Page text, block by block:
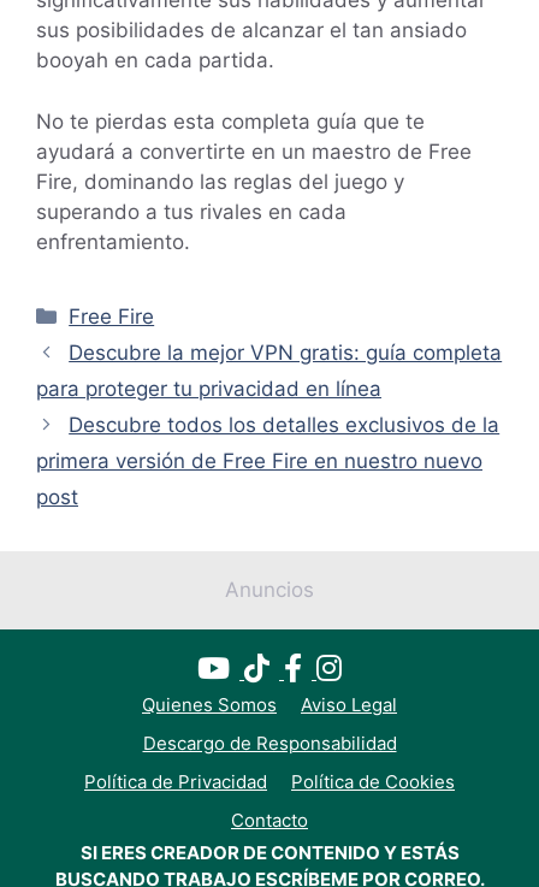
sus posibilidades de alcanzar el tan ansiado
booyah en cada partida.
No te pierdas esta completa guía que te
ayudará a convertirte en un maestro de Free
Fire, dominando las reglas del juego y
superando a tus rivales en cada
enfrentamiento.
Categorías
Free Fire
Descubre la mejor VPN gratis: guía completa
para proteger tu privacidad en línea
Descubre todos los detalles exclusivos de la
primera versión de Free Fire en nuestro nuevo
post
Anuncios
Quienes Somos
Aviso Legal
Descargo de Responsabilidad
Política de Privacidad
Política de Cookies
Contacto
SI ERES CREADOR DE CONTENIDO Y ESTÁS
BUSCANDO TRABAJO ESCRÍBEME POR CORREO.